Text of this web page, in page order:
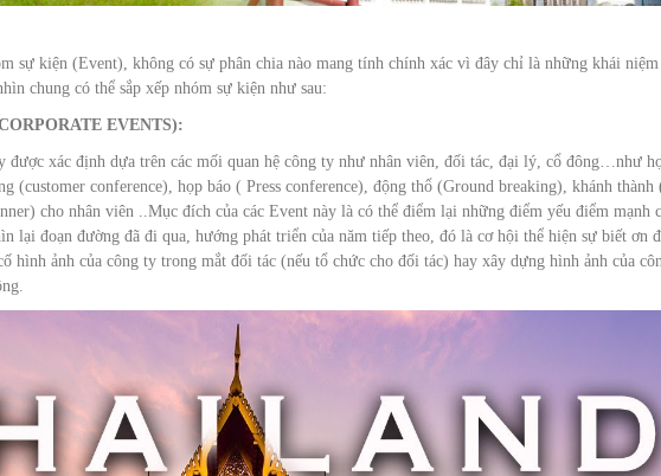
sự kiện (Event), không có sự phân chia nào mang tính chính xác vì đây chỉ là những khái niệm
chung có thể sắp xếp nhóm sự kiện như sau:
EVENTS):
được xác định dựa trên các mối quan hệ công ty như nhân viên, đối tác, đại lý, cổ đông…như
(customer conference), họp báo ( Press conference), động thổ (Ground breaking), khánh thành
cho nhân viên ..Mục đích của các Event này là có thể điểm lại những điểm yếu điểm mạnh
lại đoạn đường đã đi qua, hướng phát triển của năm tiếp theo, đó là cơ hội thể hiện sự biết ơn
hình ảnh của công ty trong mắt đối tác (nếu tổ chức cho đối tác) hay xây dựng hình ảnh của